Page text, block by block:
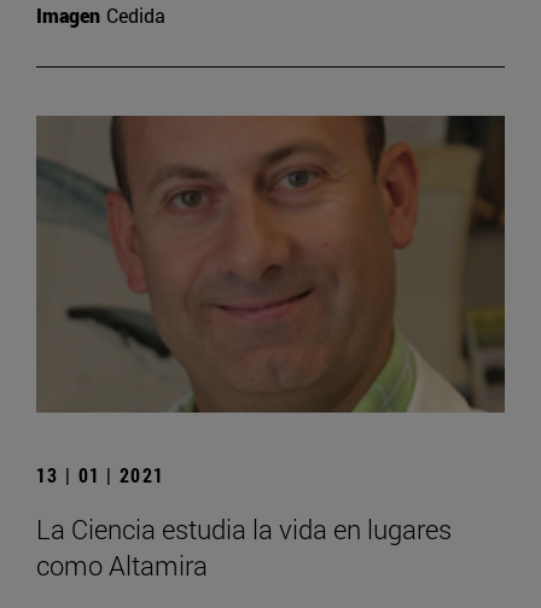
Imagen Cedida
13 | 01 | 2021
La Ciencia estudia la vida en lugares
como Altamira